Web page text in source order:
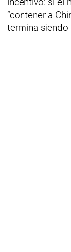
“contener a
termina siendo